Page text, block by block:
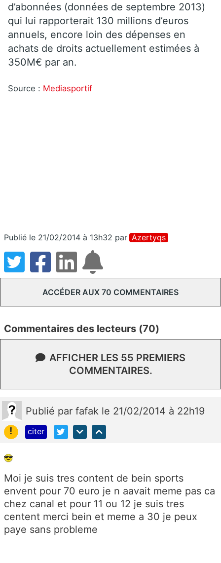
d’abonnées (données de septembre 2013)
qui lui rapporterait 130 millions d’euros
annuels, encore loin des dépenses en
achats de droits actuellement estimées à
350M€ par an.
Source : Mediasportif
Publié le 21/02/2014 à 13h32 par Azertyqs
ACCÉDER AUX 70 COMMENTAIRES
Commentaires des lecteurs (70)
AFFICHER LES 55 PREMIERS
COMMENTAIRES.
Publié par fafak le 21/02/2014 à 22h19
!
citer
Moi je suis tres content de bein sports
envent pour 70 euro je n aavait meme pas ca
chez canal et pour 11 ou 12 je suis tres
centent merci bein et meme a 30 je peux
paye sans probleme